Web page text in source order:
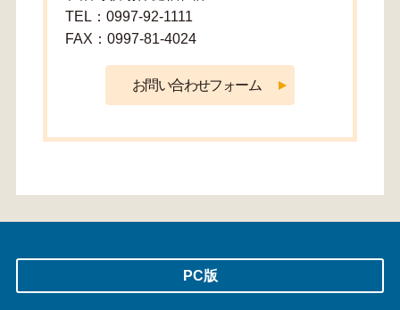
TEL：0997-92-1111
FAX：0997-81-4024
PC版